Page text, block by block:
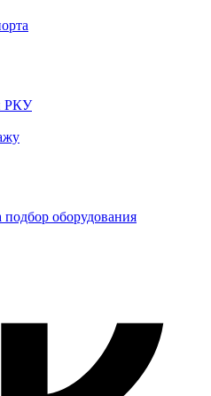
РКУ
оборудования